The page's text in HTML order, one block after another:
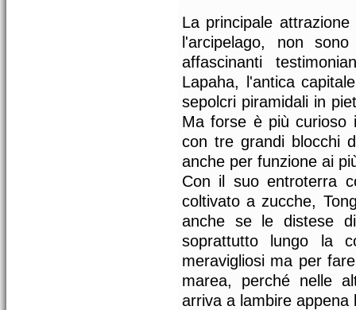
La principale
l'arcipelago, non
affascinanti
Lapaha, l'antica
sepolcri piramidali in
Ma forse è più curioso
con tre grandi blocchi
anche per funzione ai
Con il suo entroterra
coltivato a zucche,
anche se le distese
soprattutto lungo la
meravigliosi ma per
marea, perché nelle
arriva a lambire appena